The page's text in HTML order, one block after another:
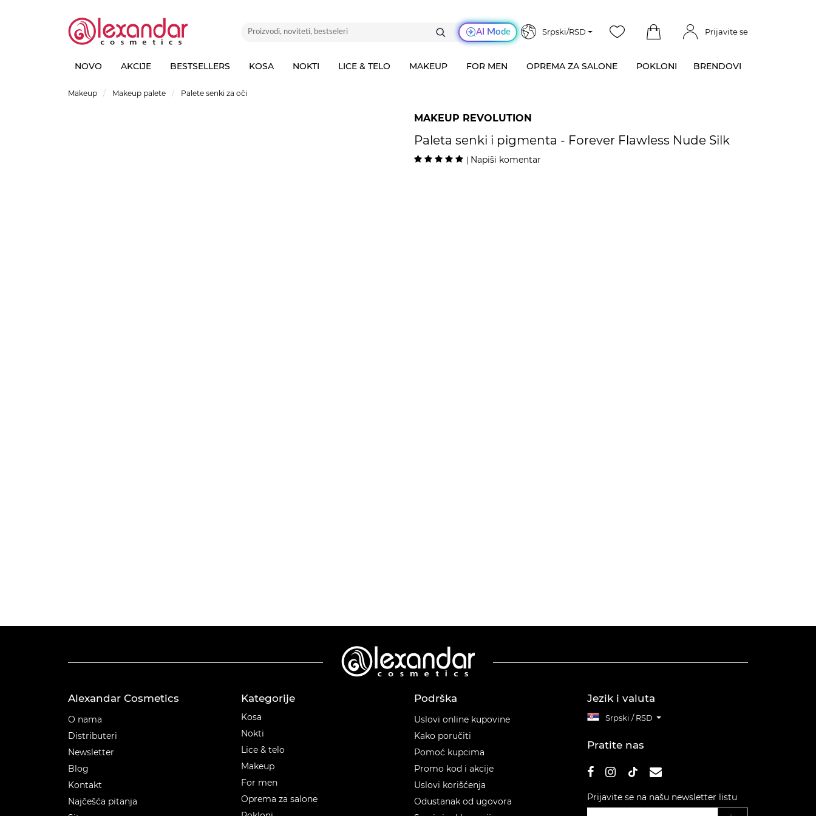
AI Mode Srpski/RSD Prijavite se
NOVO AKCIJE BESTSELLERS KOSA NOKTI LICE & TELO MAKEUP FOR MEN OPREMA ZA SALONE POKLONI BRENDOVI
Makeup Makeup palete Palete senki za oči
MAKEUP REVOLUTION
Paleta senki i pigmenta - Forever Flawless Nude Silk
| Napiši komentar
Alexandar Cosmetics
O nama
Distributeri
Newsletter
Blog
Kontakt
Najčešća pitanja
Kategorije
Kosa
Nokti
Lice & telo
Makeup
For men
Oprema za salone
Podrška
Uslovi online kupovine
Kako poručiti
Pomoć kupcima
Promo kod i akcije
Uslovi korišćenja
Odustanak od ugovora
Jezik i valuta
Srpski / RSD
Pratite nas
Prijavite se na našu newsletter listu